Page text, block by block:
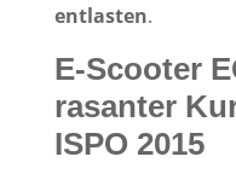
entlasten.
E-Scooter
rasanter
ISPO 2015